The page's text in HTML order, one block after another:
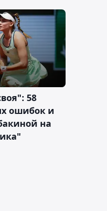
58
ошибок и
на